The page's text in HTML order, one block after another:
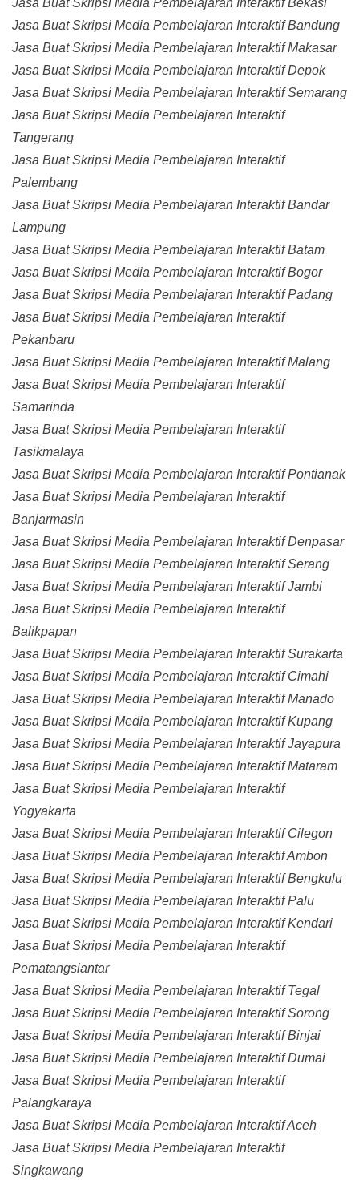
Jasa Buat Skripsi Media Pembelajaran Interaktif Bekasi
Jasa Buat Skripsi Media Pembelajaran Interaktif Bandung
Jasa Buat Skripsi Media Pembelajaran Interaktif Makasar
Jasa Buat Skripsi Media Pembelajaran Interaktif Depok
Jasa Buat Skripsi Media Pembelajaran Interaktif Semarang
Jasa Buat Skripsi Media Pembelajaran Interaktif
Tangerang
Jasa Buat Skripsi Media Pembelajaran Interaktif
Palembang
Jasa Buat Skripsi Media Pembelajaran Interaktif Bandar
Lampung
Jasa Buat Skripsi Media Pembelajaran Interaktif Batam
Jasa Buat Skripsi Media Pembelajaran Interaktif Bogor
Jasa Buat Skripsi Media Pembelajaran Interaktif Padang
Jasa Buat Skripsi Media Pembelajaran Interaktif
Pekanbaru
Jasa Buat Skripsi Media Pembelajaran Interaktif Malang
Jasa Buat Skripsi Media Pembelajaran Interaktif
Samarinda
Jasa Buat Skripsi Media Pembelajaran Interaktif
Tasikmalaya
Jasa Buat Skripsi Media Pembelajaran Interaktif Pontianak
Jasa Buat Skripsi Media Pembelajaran Interaktif
Banjarmasin
Jasa Buat Skripsi Media Pembelajaran Interaktif Denpasar
Jasa Buat Skripsi Media Pembelajaran Interaktif Serang
Jasa Buat Skripsi Media Pembelajaran Interaktif Jambi
Jasa Buat Skripsi Media Pembelajaran Interaktif
Balikpapan
Jasa Buat Skripsi Media Pembelajaran Interaktif Surakarta
Jasa Buat Skripsi Media Pembelajaran Interaktif Cimahi
Jasa Buat Skripsi Media Pembelajaran Interaktif Manado
Jasa Buat Skripsi Media Pembelajaran Interaktif Kupang
Jasa Buat Skripsi Media Pembelajaran Interaktif Jayapura
Jasa Buat Skripsi Media Pembelajaran Interaktif Mataram
Jasa Buat Skripsi Media Pembelajaran Interaktif
Yogyakarta
Jasa Buat Skripsi Media Pembelajaran Interaktif Cilegon
Jasa Buat Skripsi Media Pembelajaran Interaktif Ambon
Jasa Buat Skripsi Media Pembelajaran Interaktif Bengkulu
Jasa Buat Skripsi Media Pembelajaran Interaktif Palu
Jasa Buat Skripsi Media Pembelajaran Interaktif Kendari
Jasa Buat Skripsi Media Pembelajaran Interaktif
Pematangsiantar
Jasa Buat Skripsi Media Pembelajaran Interaktif Tegal
Jasa Buat Skripsi Media Pembelajaran Interaktif Sorong
Jasa Buat Skripsi Media Pembelajaran Interaktif Binjai
Jasa Buat Skripsi Media Pembelajaran Interaktif Dumai
Jasa Buat Skripsi Media Pembelajaran Interaktif
Palangkaraya
Jasa Buat Skripsi Media Pembelajaran Interaktif Aceh
Jasa Buat Skripsi Media Pembelajaran Interaktif
Singkawang